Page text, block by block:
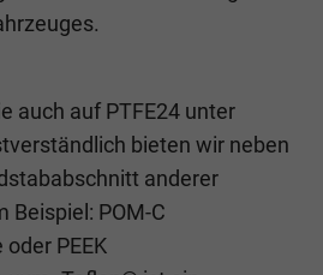
auch auf PTFE24 unter
bieten wir neben
anderer
Beispiel: POM-C
PEEK